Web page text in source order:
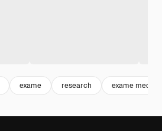
exame research exame medico